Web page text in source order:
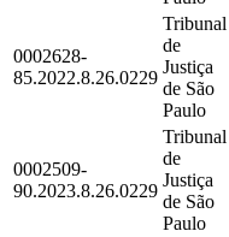
0002628-
85.2022.8.26.0229
Tribunal
de
Justiça
de São
Paulo
0002509-
90.2023.8.26.0229
Tribunal
de
Justiça
de São
Paulo